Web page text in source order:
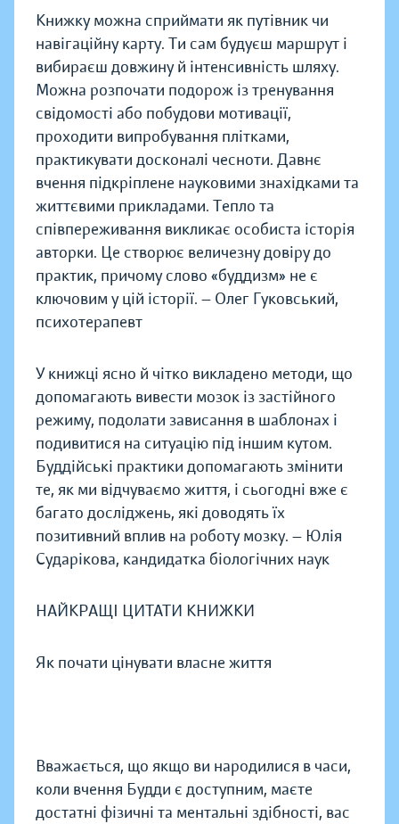
Книжку можна сприймати як путівник чи
навігаційну карту. Ти сам будуєш маршрут і
вибираєш довжину й інтенсивність шляху.
Можна розпочати подорож із тренування
свідомості або побудови мотивації,
проходити випробування плітками,
практикувати досконалі чесноти. Давнє
вчення підкріплене науковими знахідками та
життєвими прикладами. Тепло та
співпереживання викликає особиста історія
авторки. Це створює величезну довіру до
практик, причому слово «буддизм» не є
ключовим у цій історії. — Олег Гуковський,
психотерапевт
У книжці ясно й чітко викладено методи, що
допомагають вивести мозок із застійного
режиму, подолати зависання в шаблонах і
подивитися на ситуацію під іншим кутом.
Буддійські практики допомагають змінити
те, як ми відчуваємо життя, і сьогодні вже є
багато досліджень, які доводять їх
позитивний вплив на роботу мозку. — Юлія
Сударікова, кандидатка біологічних наук
НАЙКРАЩІ ЦИТАТИ КНИЖКИ
Як почати цінувати власне життя
Вважається, що якщо ви народилися в часи,
коли вчення Будди є доступним, маєте
достатні фізичні та ментальні здібності, вас